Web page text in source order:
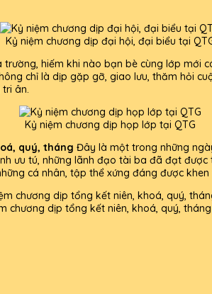
Kỷ niệm chương dịp đại hội, đại biểu tại
trường, hiếm khi nào bạn bè cùng lớp mới
chỉ là dịp gặp gỡ, giao lưu, thăm hỏi
ân.
Kỷ niệm chương dịp họp lớp tại QTG
quý, tháng Đây là một trong những
ưu tú, những lãnh đạo tài ba đã đạt
cá nhân, tập thể xứng đáng được khen
chương dịp tổng kết niên, khoá, quý,